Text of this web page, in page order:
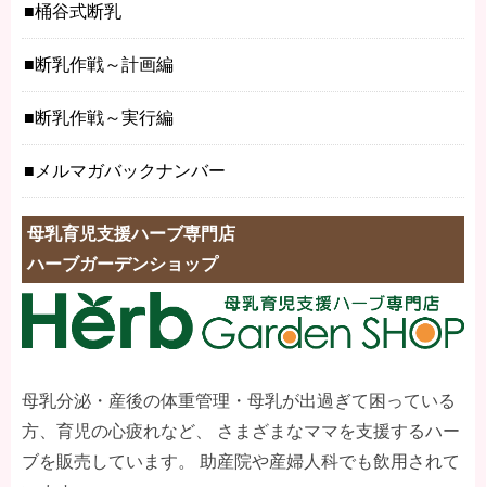
桶谷式断乳
断乳作戦～計画編
断乳作戦～実行編
メルマガバックナンバー
母乳育児支援ハーブ専門店
ハーブガーデンショップ
母乳分泌・産後の体重管理・母乳が出過ぎて困っている
方、育児の心疲れなど、 さまざまなママを支援するハー
ブを販売しています。 助産院や産婦人科でも飲用されて